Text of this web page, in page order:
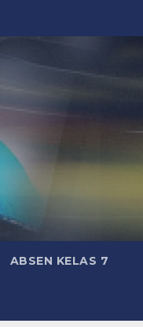
ABSEN KELAS 7